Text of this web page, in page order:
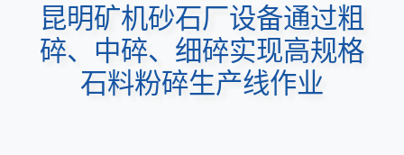
昆明矿机砂石厂设备通过粗
碎、中碎、细碎实现高规格
石料粉碎生产线作业